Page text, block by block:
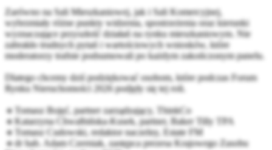
Zarówno na Sali Mieszkaniowej, jak i Sali Komercyjnej,
wybrzmiały różne punkty widzenia, spostrzeżenia oraz kierunki
wyznaczające przyszłość działań na rynku mieszkaniowym. Nie
zabrakło trudnych pytań i wartościowych wniosków, które
moderatorzy trafnie podsumowali po każdym zakończonym panelu.
Dlatego chcemy dziś podziękować osobom, które podczas Forum
Rynku Nieruchomości 2026 podjęły się tej roli.
🔹Tomasz Bojęć, partner zarządzający,
ThinkCo
🔹Katarzyna Chwalbińska-Kusek, partner, Baker Tilly TPA
🔹Tomasz Cudowski, redaktor naczelny, Estate FM
🔹dr hab. Adam Czerniak, zastępca prezesaKrajowego Zasobu